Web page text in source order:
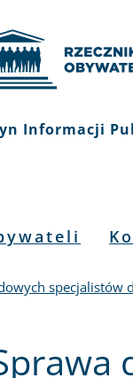
Informacji